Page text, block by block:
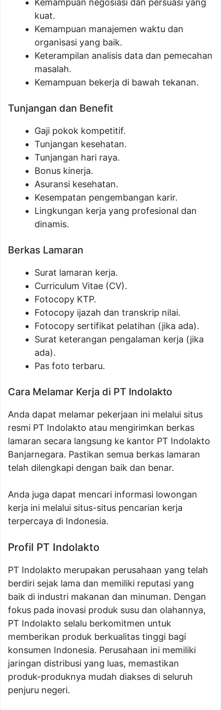
Kemampuan negosiasi dan persuasi yang
kuat.
Kemampuan manajemen waktu dan
organisasi yang baik.
Keterampilan analisis data dan pemecahan
masalah.
Kemampuan bekerja di bawah tekanan.
Tunjangan dan Benefit
Gaji pokok kompetitif.
Tunjangan kesehatan.
Tunjangan hari raya.
Bonus kinerja.
Asuransi kesehatan.
Kesempatan pengembangan karir.
Lingkungan kerja yang profesional dan
dinamis.
Berkas Lamaran
Surat lamaran kerja.
Curriculum Vitae (CV).
Fotocopy KTP.
Fotocopy ijazah dan transkrip nilai.
Fotocopy sertifikat pelatihan (jika ada).
Surat keterangan pengalaman kerja (jika
ada).
Pas foto terbaru.
Cara Melamar Kerja di PT Indolakto
Anda dapat melamar pekerjaan ini melalui situs
resmi PT Indolakto atau mengirimkan berkas
lamaran secara langsung ke kantor PT Indolakto
Banjarnegara. Pastikan semua berkas lamaran
telah dilengkapi dengan baik dan benar.
Anda juga dapat mencari informasi lowongan
kerja ini melalui situs-situs pencarian kerja
terpercaya di Indonesia.
Profil PT Indolakto
PT Indolakto merupakan perusahaan yang telah
berdiri sejak lama dan memiliki reputasi yang
baik di industri makanan dan minuman. Dengan
fokus pada inovasi produk susu dan olahannya,
PT Indolakto selalu berkomitmen untuk
memberikan produk berkualitas tinggi bagi
konsumen Indonesia. Perusahaan ini memiliki
jaringan distribusi yang luas, memastikan
produk-produknya mudah diakses di seluruh
penjuru negeri.